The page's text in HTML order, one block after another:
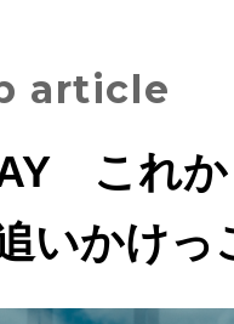
article
これ
かけっ